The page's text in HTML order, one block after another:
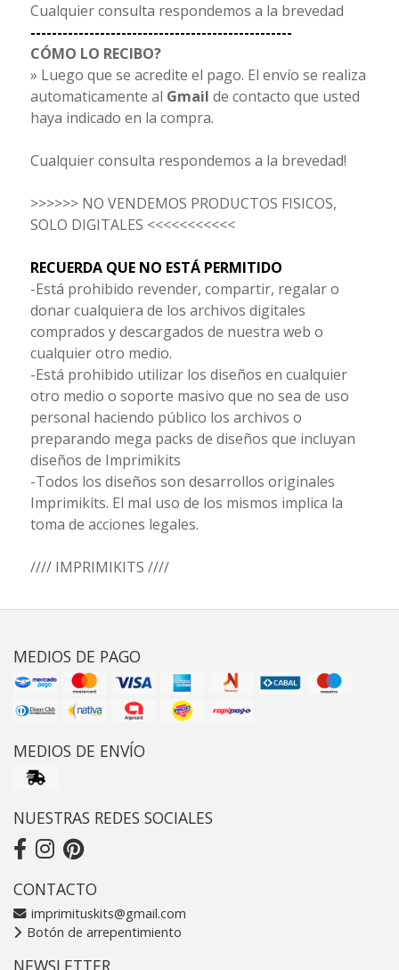
Cualquier consulta respondemos a la brevedad
-------------------------------------------------
CÓMO LO RECIBO?
» Luego que se acredite el pago. El envío se realiza
automaticamente al Gmail de contacto que usted
haya indicado en la compra.
Cualquier consulta respondemos a la brevedad!
>>>>>> NO VENDEMOS PRODUCTOS FISICOS,
SOLO DIGITALES <<<<<<<<<<<
RECUERDA QUE NO ESTÁ PERMITIDO
-Está prohibido revender, compartir, regalar o
donar cualquiera de los archivos digitales
comprados y descargados de nuestra web o
cualquier otro medio.
-Está prohibido utilizar los diseños en cualquier
otro medio o soporte masivo que no sea de uso
personal haciendo público los archivos o
preparando mega packs de diseños que incluyan
diseños de Imprimikits
-Todos los diseños son desarrollos originales
Imprimikits. El mal uso de los mismos implica la
toma de acciones legales.
//// IMPRIMIKITS ////
MEDIOS DE PAGO
MEDIOS DE ENVÍO
NUESTRAS REDES SOCIALES
CONTACTO
imprimituskits@gmail.com
Botón de arrepentimiento